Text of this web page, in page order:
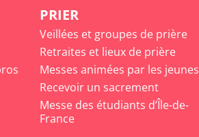
PRIER
Veillées et groupes de prière
Retraites et lieux de prière
Messes animées par les jeunes
Recevoir un sacrement
Messe des étudiants d’Île-de-
France